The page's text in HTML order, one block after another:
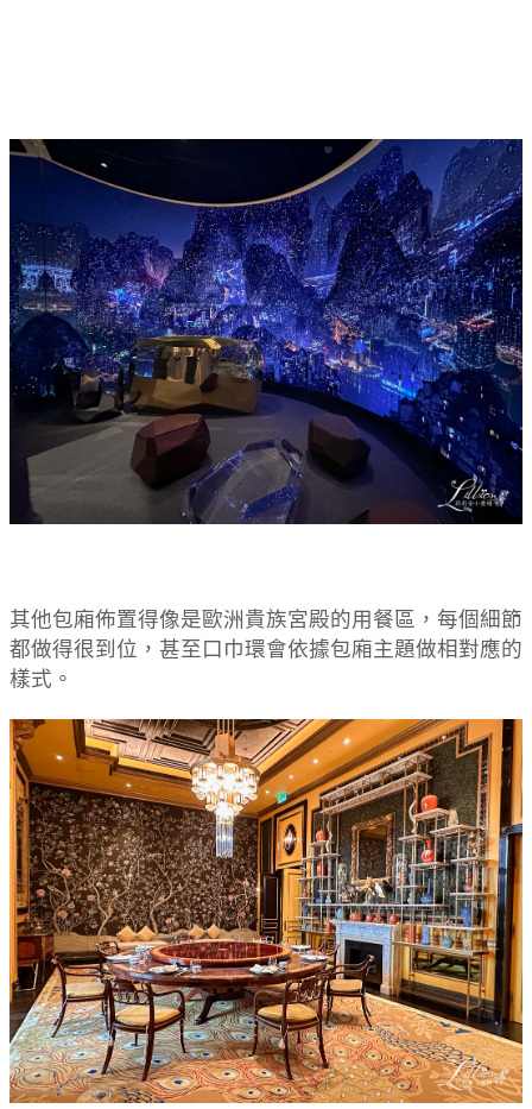
其他包廂佈置得像是歐洲貴族宮殿的用餐區，每個細節
都做得很到位，甚至口巾環會依據包廂主題做相對應的
樣式。